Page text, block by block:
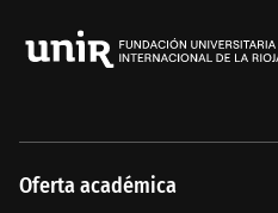
Oferta académica